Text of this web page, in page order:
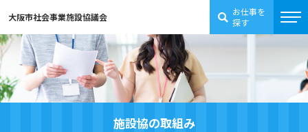
大阪市社会事業施設協議会
お仕事を
探す
施設協の取組み